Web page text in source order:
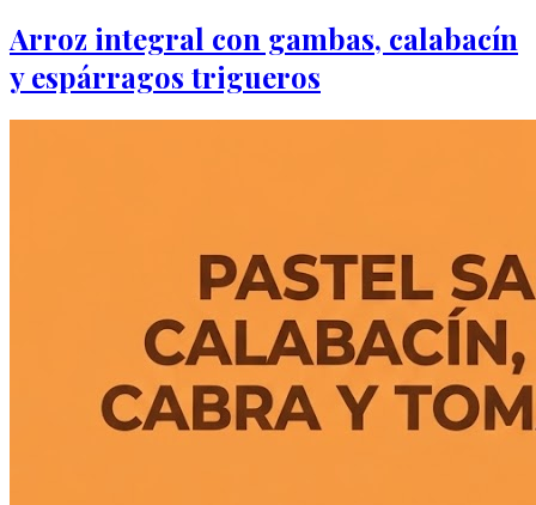
Arroz integral con gambas, calabacín
y espárragos trigueros